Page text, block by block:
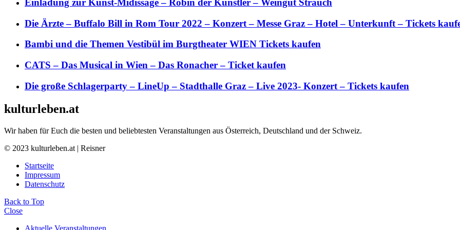
Einladung zur Kunst-Midissage – Robin der Künstler – Weingut Strauch
Die Ärzte – Buffalo Bill in Rom Tour 2022 – Konzert – Messe Graz – Hotel – Unterkunft – Tickets
Bambi und die Themen Vestibül im Burgtheater WIEN Tickets kaufen
CATS – Das Musical in Wien – Das Ronacher – Ticket kaufen
Die große Schlagerparty – LineUp – Stadthalle Graz – Live 2023- Konzert – Tickets kaufen
kulturleben.at
Wir haben für Euch die besten und beliebtesten Veranstaltungen aus Österreich, Deutschland und der Schweiz.
© 2023 kulturleben.at | Reisner
Startseite
Impressum
Datenschutz
Back to Top
Close
Aktuelle Veranstaltungen